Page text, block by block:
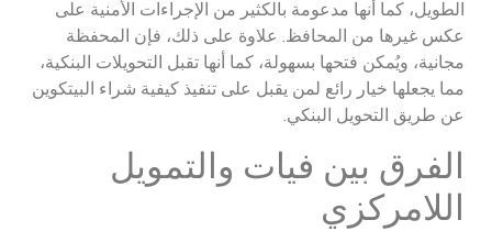
الطويل، كما أنها مدعومة بالكثير من الإجراءات الأمنية على
عكس غيرها من المحافظ. علاوة على ذلك، فإن المحفظة
مجانية، ويُمكن فتحها بسهولة، كما أنها تقبل التحويلات البنكية،
مما يجعلها خيار رائع لمن يقبل على تنفيذ كيفية شراء البيتكوين
عن طريق التحويل البنكي.
الفرق بين فيات والتمويل
اللامركزي